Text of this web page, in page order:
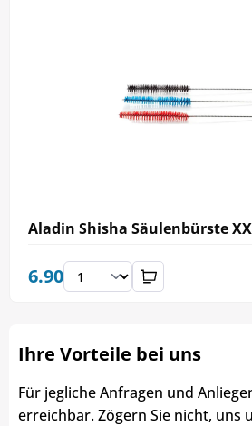
Aladin Shisha Säulenbürste
6.90
Ihre Vorteile bei uns
Für jegliche Anfragen und
erreichbar. Zögern Sie nicht, uns